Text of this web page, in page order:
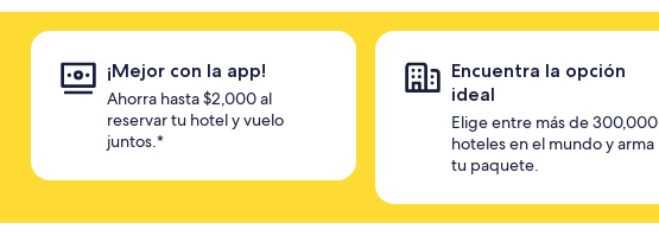
¡Mejor con la app!
Ahorra hasta $2,000 al
reservar tu hotel y vuelo
juntos.*
Encuentra la opción
ideal
Elige entre más de 300,000
hoteles en el mundo y arma
tu paquete.